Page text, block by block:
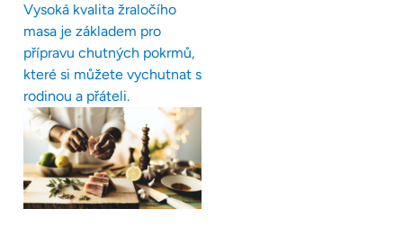
Vysoká kvalita žraločího
masa je základem pro
přípravu chutných pokrmů,
které si můžete vychutnat s
rodinou a přáteli.